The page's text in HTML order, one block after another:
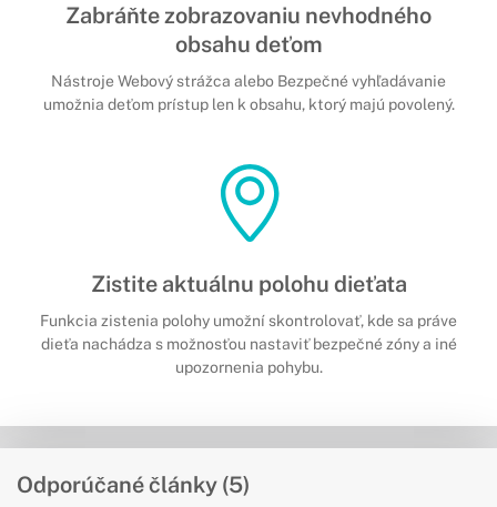
Zabráňte zobrazovaniu nevhodného
obsahu deťom
Nástroje Webový strážca alebo Bezpečné vyhľadávanie
umožnia deťom prístup len k obsahu, ktorý majú povolený.
Zistite aktuálnu polohu dieťata
Funkcia zistenia polohy umožní skontrolovať, kde sa práve
dieťa nachádza s možnosťou nastaviť bezpečné zóny a iné
upozornenia pohybu.
Odporúčané články (5)